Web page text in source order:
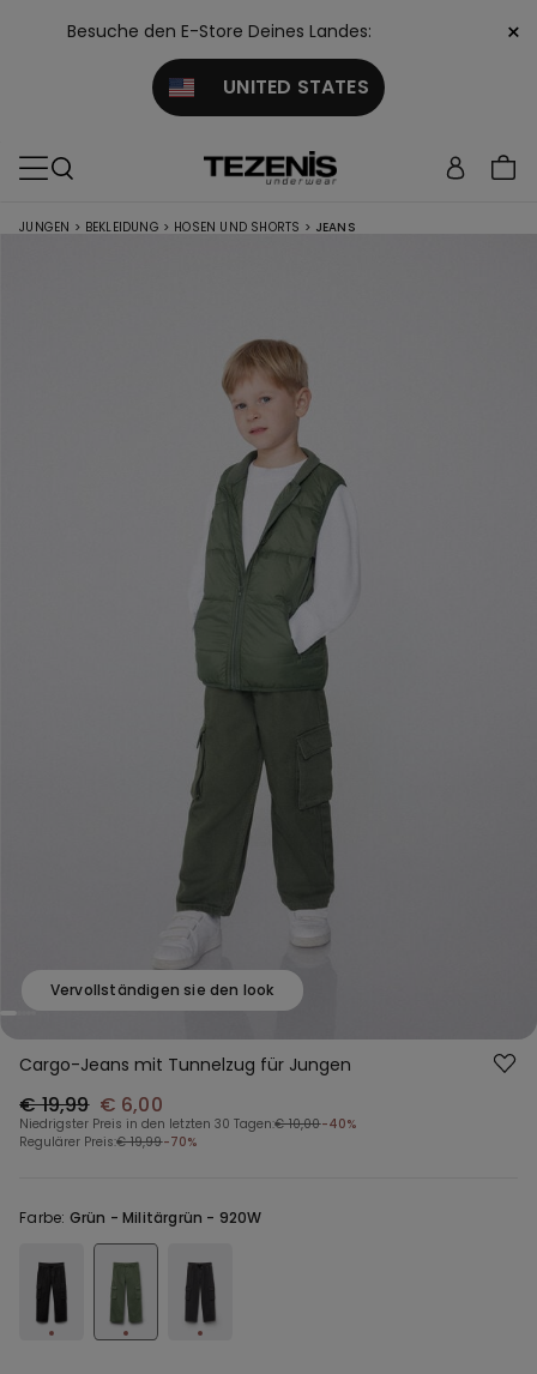
Besuche den E-Store Deines Landes:
UNITED STATES
×
JUNGEN > BEKLEIDUNG > HOSEN UND SHORTS > JEANS
Vervollständigen sie den look
Cargo-Jeans mit Tunnelzug für Jungen
€ 19,99 € 6,00
Niedrigster Preis in den letzten 30 Tagen:€ 10,00-40%
Regulärer Preis:€ 19,99-70%
Farbe: Grün -Militärgrün - 920W